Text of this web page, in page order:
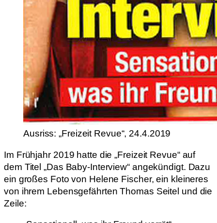
Ausriss: „Freizeit Revue“, 24.4.2019
Im Frühjahr 2019 hatte die „Freizeit Revue“ auf
dem Titel „Das Baby-Interview“ angekündigt. Dazu
ein großes Foto von Helene Fischer, ein kleineres
von ihrem Lebensgefährten Thomas Seitel und die
Zeile: